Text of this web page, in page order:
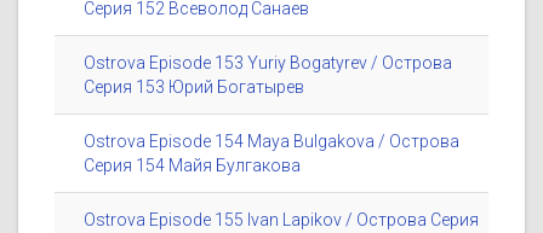
Серия 152 Всеволод Санаев
Ostrova Episode 153 Yuriy Bogatyrev / Острова
Серия 153 Юрий Богатырев
Ostrova Episode 154 Maya Bulgakova / Острова
Серия 154 Майя Булгакова
Ostrova Episode 155 Ivan Lapikov / Острова Серия